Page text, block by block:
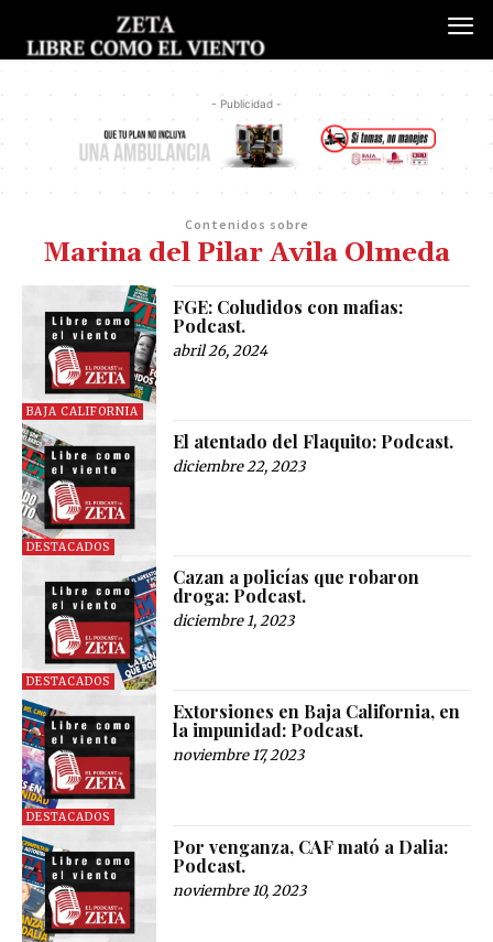
- Publicidad -
Contenidos sobre
Marina del Pilar Avila Olmeda
BAJA CALIFORNIA
FGE: Coludidos con mafias:
Podcast.
abril 26, 2024
DESTACADOS
El atentado del Flaquito: Podcast.
diciembre 22, 2023
DESTACADOS
Cazan a policías que robaron
droga: Podcast.
diciembre 1, 2023
DESTACADOS
Extorsiones en Baja California, en
la impunidad: Podcast.
noviembre 17, 2023
Por venganza, CAF mató a Dalia:
Podcast.
noviembre 10, 2023